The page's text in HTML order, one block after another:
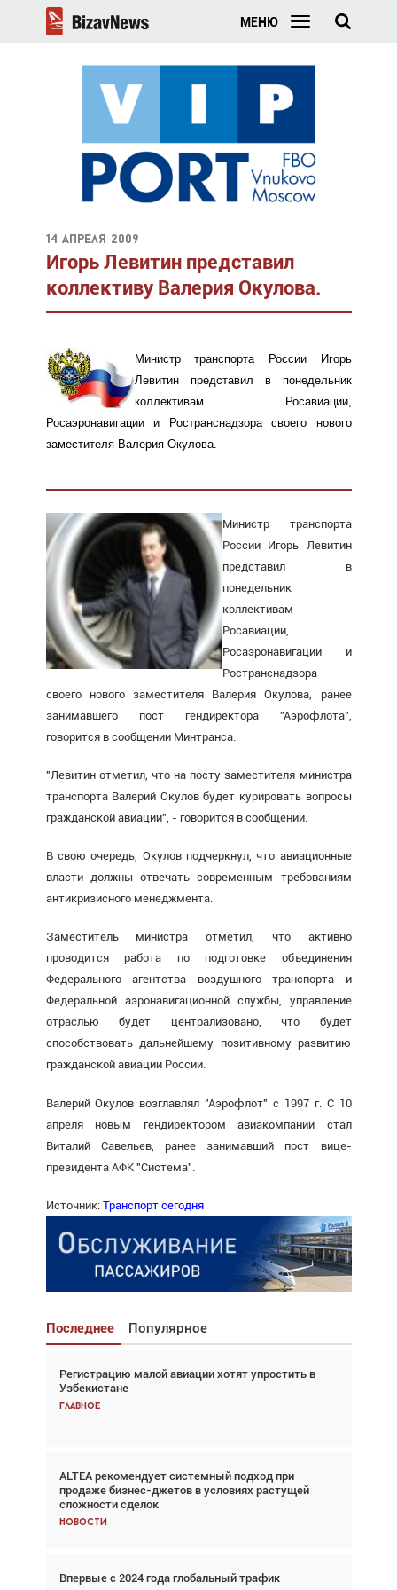
МЕНЮ
14 апреля 2009
Игорь Левитин представил
коллективу Валерия Окулова.
Министр транспорта России Игорь
Левитин представил в понедельник
коллективам Росавиации,
Росаэронавигации и Ространснадзора своего нового
заместителя Валерия Окулова.
Министр транспорта
России Игорь Левитин
представил в
понедельник
коллективам
Росавиации,
Росаэронавигации и
Ространснадзора
своего нового заместителя Валерия Окулова, ранее
занимавшего пост гендиректора "Аэрофлота",
говорится в сообщении Минтранса.
"Левитин отметил, что на посту заместителя министра
транспорта Валерий Окулов будет курировать вопросы
гражданской авиации", - говорится в сообщении.
В свою очередь, Окулов подчеркнул, что авиационные
власти должны отвечать современным требованиям
антикризисного менеджмента.
Заместитель министра отметил, что активно
проводится работа по подготовке объединения
Федерального агентства воздушного транспорта и
Федеральной аэронавигационной службы, управление
отраслью будет централизовано, что будет
способствовать дальнейшему позитивному развитию
гражданской авиации России.
Валерий Окулов возглавлял "Аэрофлот" с 1997 г. С 10
апреля новым гендиректором авиакомпании стал
Виталий Савельев, ранее занимавший пост вице-
президента АФК "Система".
Источник: Транспорт сегодня
Последнее Популярное
Регистрацию малой авиации хотят упростить в
Узбекистане
Главное
ALTEA рекомендует системный подход при
продаже бизнес-джетов в условиях растущей
сложности сделок
Новости
Впервые с 2024 года глобальный трафик
Взгляд с высоты: тандем вертолётов и БПЛА в
спасательных операциях
Главное
Авиационный фотограф Дэйв Кох: «Фотография
говорит сама за себя... а ИИ всё портит»
Новости
Впервые с 2024 года глобальный трафик